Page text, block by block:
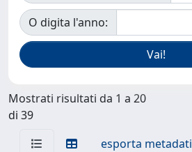
O digita l'anno:
Mostrati risultati da 1 a 20
di 39
esporta metadati